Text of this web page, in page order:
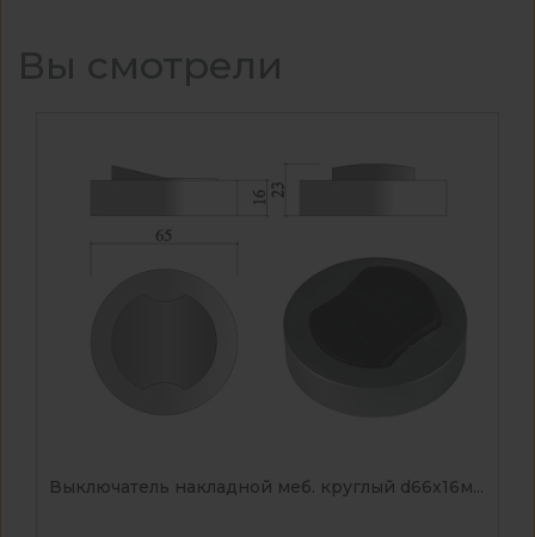
Вы смотрели
Выключатель накладной меб. круглый d66х16м...